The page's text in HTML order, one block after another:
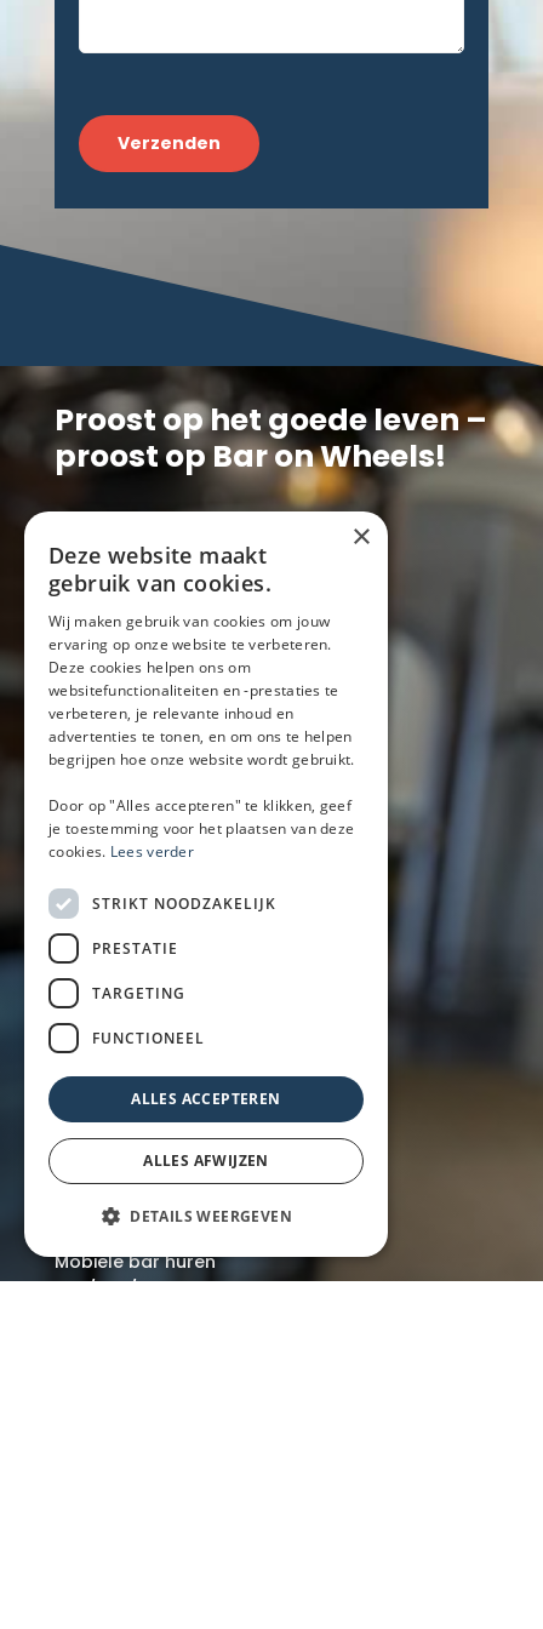
Proost op het goede leven –
proost op Bar on Wheels!
Bar on wheels
Pieter Goedkoopweg 16
2031 EL Haarlem
+31 (0)6-52335844
info@baronwheels.nl
Contact
Handige links
Mobiele bar
Inspiratie
Zakelijk
Over ons
Blog
Locaties
Mobiele bar
Mobiele bar huren
×
Deze website maakt
gebruik van cookies.
Wij maken gebruik van cookies om jouw
ervaring op onze website te verbeteren.
Deze cookies helpen ons om
websitefunctionaliteiten en -prestaties te
verbeteren, je relevante inhoud en
advertenties te tonen, en om ons te helpen
begrijpen hoe onze website wordt gebruikt.
Door op "Alles accepteren" te klikken, geef
je toestemming voor het plaatsen van deze
cookies. Lees verder
STRIKT NOODZAKELIJK
PRESTATIE
TARGETING
FUNCTIONEEL
ALLES ACCEPTEREN
ALLES AFWIJZEN
DETAILS WEERGEVEN